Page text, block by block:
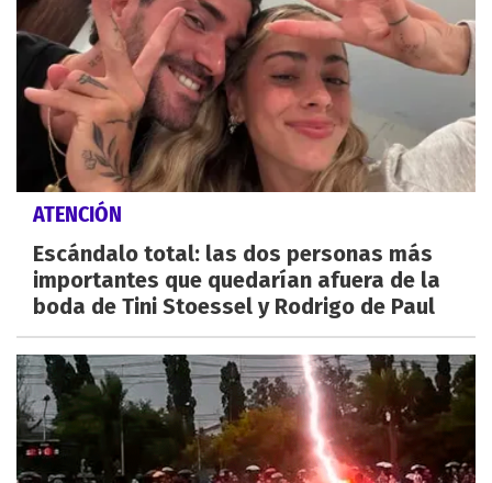
ATENCIÓN
Escándalo total: las dos personas más
importantes que quedarían afuera de la
boda de Tini Stoessel y Rodrigo de Paul